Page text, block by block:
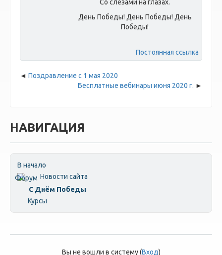
Со слезами на глазах.
День Победы! День Победы! День
Победы!
Постоянная ссылка
Поздравление с 1 мая 2020
Бесплатные вебинары июня 2020 г.
НАВИГАЦИЯ
В начало
Новости сайта
С Днём Победы
Курсы
Вы не вошли в систему (Вход)